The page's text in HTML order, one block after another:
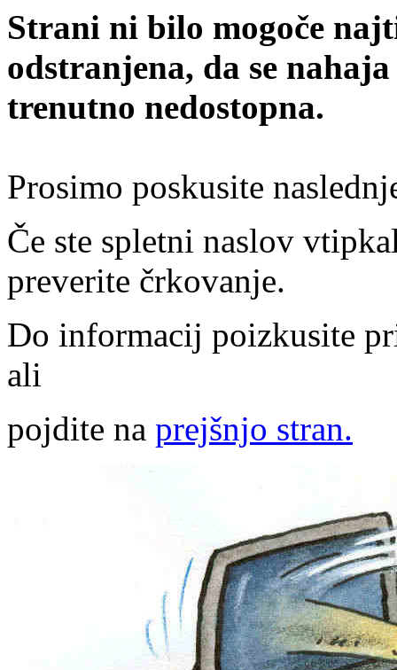
Strani ni bilo mogoče
odstranjena, da se
trenutno nedostopna.
Prosimo poskusite
Če ste spletni naslov
preverite črkovanje.
Do informacij poizkusite
ali
pojdite na prejšnjo stran.